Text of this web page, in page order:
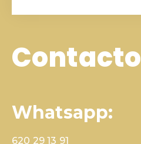
Contacto
Whatsapp:
620 29 13 91